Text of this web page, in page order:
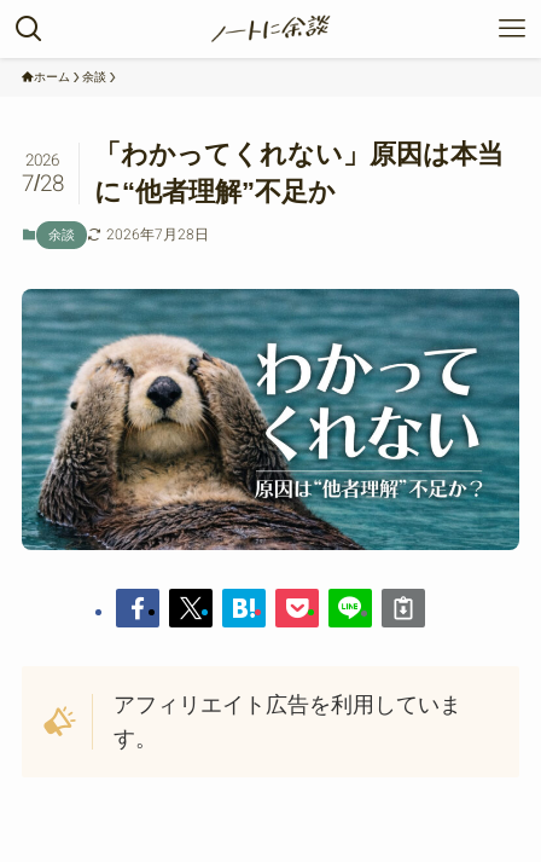
ホーム 余談
「わかってくれない」原因は本当
に“他者理解”不足か
2026
7/28
余談 2026年7月28日
アフィリエイト広告を利用していま
す。